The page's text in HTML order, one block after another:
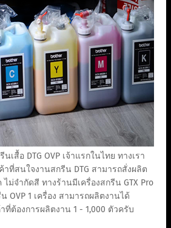
เสื้อ DTG OVP เจ้าแรกในไทย ทางเรา
ที่สนใจงานสกรีน DTG สามารถสั่งผลิต
ไม่จำกัดสี ทางร้านมีเครื่องสกรีน GTX Pro
OVP 1 เครื่อง สามารถผลิตงานได้
ที่ต้องการผลิตงาน 1 - 1,000 ตัวครับ